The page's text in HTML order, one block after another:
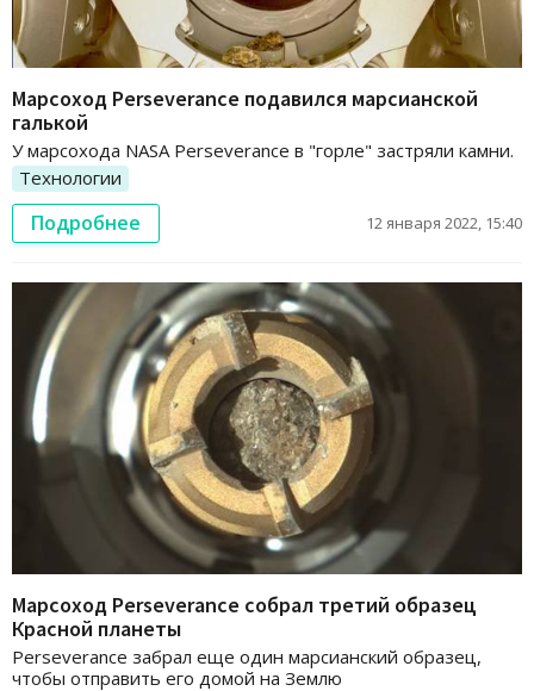
Марсоход Perseverance подавился марсианской
галькой
У марсохода NASA Perseverance в "горле" застряли камни.
Технологии
Подробнее 12 января 2022, 15:40
Марсоход Perseverance собрал третий образец
Красной планеты
Perseverance забрал еще один марсианский образец,
чтобы отправить его домой на Землю